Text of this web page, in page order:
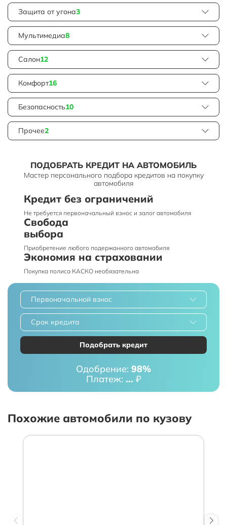
Защита от угона3
Мультимедиа8
Салон12
Комфорт16
Безопасность10
Прочее2
ПОДОБРАТЬ КРЕДИТ НА АВТОМОБИЛЬ
Мастер персонального подбора кредитов на покупку
автомобиля
Кредит без ограничений
Не требуется первоначальный взнос и залог автомобиля
Свобода
выбора
Приобретение любого подержанного автомобиля
Экономия на страховании
Покупка полиса КАСКО необязательна
Первоначальной взнос
Срок кредита
Подобрать кредит
Одобрение: 98%
Платеж: ... ₽
Похожие автомобили по кузову